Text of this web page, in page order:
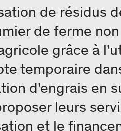
de résidus
de ferme
grâce à
temporaire
d'engrais en
leurs
et le